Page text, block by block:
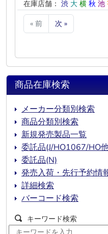
在庫店舗： 渋 大 横 秋 池
« 前
次 »
商品在庫検索
メーカー分類別検索
商品分類別検索
新規発売製品一覧
委託品(J/HO1067/HO
委託品(N)
発売入荷・先行予約情
詳細検索
バーコード検索
キーワード検索